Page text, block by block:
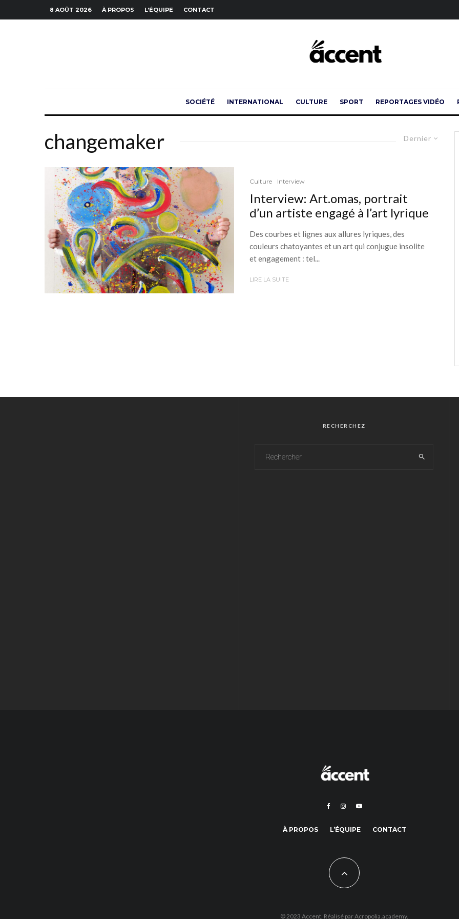
8 AOÛT 2026 À PROPOS L’ÉQUIPE CONTACT
SOCIÉTÉ INTERNATIONAL CULTURE SPORT REPORTAGES VIDÉO
Dernier
changemaker
Culture Interview
Interview: Art.omas, portrait
d’un artiste engagé à l’art lyrique
Des courbes et lignes aux allures lyriques, des
couleurs chatoyantes et un art qui conjugue insolite
et engagement : tel...
LIRE LA SUITE
RECHERCHEZ
À PROPOS L’ÉQUIPE CONTACT
© 2023 Accent. Réalisé parAcropolia.academy.